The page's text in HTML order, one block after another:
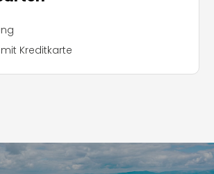
Kreditkarte